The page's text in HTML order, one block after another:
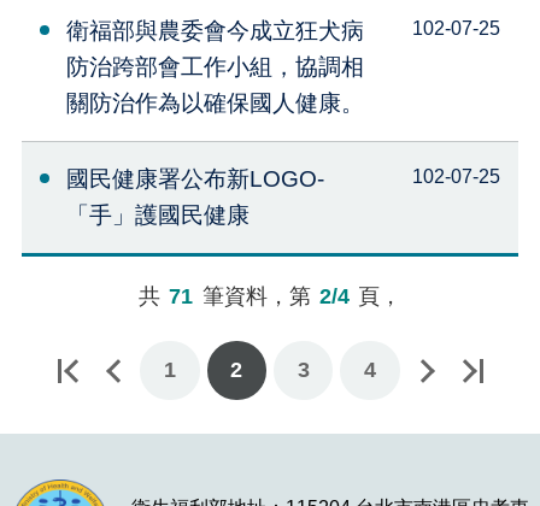
衛福部與農委會今成立狂犬病
防治跨部會工作小組，協調相
關防治作為以確保國人健康。
102-07-25
國民健康署公布新LOGO-
「手」護國民健康
102-07-25
共 71 筆資料，第 2/4 頁，
1 2 3 4
下一頁最後一頁